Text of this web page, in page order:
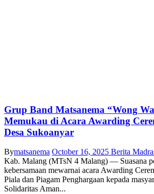
Grup Band Matsanema “Wong
Memukau di Acara Awarding
Desa Sukoanyar
Bymatsanema October 16, 2025 Berita
Kab. Malang (MTsN 4 Malang) — Suasana
kebersamaan mewarnai acara Awarding
Piala dan Piagam Penghargaan kepada
Solidaritas Aman...